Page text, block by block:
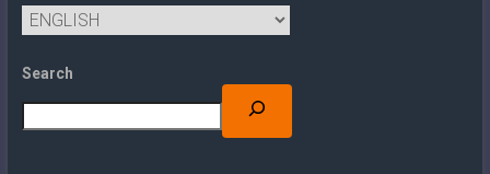
Search